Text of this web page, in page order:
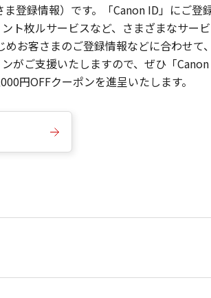
登録情報）です。「Canon ID」にご登
ト枚ルサービスなど、さまざまなサー
お客さまのご登録情報などに合わせて
がご支援いたしますので、ぜひ「
円OFFクーポンを進呈いたします。